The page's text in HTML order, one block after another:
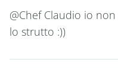
@Chef Claudio io
lo strutto :))